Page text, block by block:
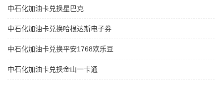
中石化加油卡兑换星巴克
中石化加油卡兑换哈根达斯电子券
中石化加油卡兑换平安1768欢乐豆
中石化加油卡兑换金山一卡通